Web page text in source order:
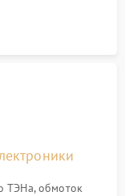
помпе.
ТЭНа, обмоток